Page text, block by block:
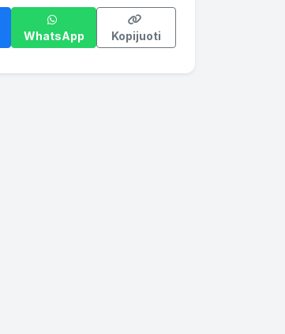
WhatsApp Kopijuoti